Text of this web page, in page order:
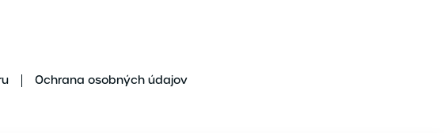
Ochrana osobných údajov